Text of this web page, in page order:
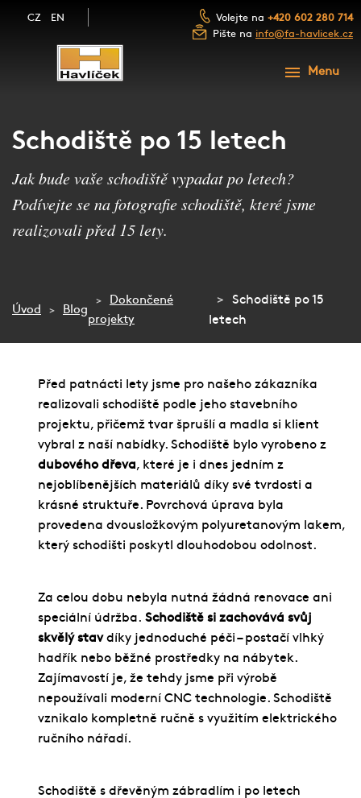
SCHODY A SCHODIŠTĚ
LUXUSNÍ DŘEVĚNÉ DVEŘE
NÁBYTEK Z MASIVU
NEZÁVAZNÁ POPTÁVKA PŘEJÍT NA E-SHOP
Fotogalerie
Naše firma
Blog
Kontakt
CZ EN Volejte na +420 602 280 714
Pište na info@fa-havlicek.cz
Menu
PRODUKTY
FOTOGALERIE
NAŠE FIRMA
Schodiště po 15 letech
Jak bude vaše schodiště vypadat po letech?
Podívejte se na fotografie schodiště, které jsme
realizovali před 15 lety.
Úvod Blog
Dokončené
projekty
Schodiště po 15
letech
Před patnácti lety jsme pro našeho zákazníka
realizovali schodiště podle jeho stavebního
projektu, přičemž tvar šprušlí a madla si klient
vybral z naší nabídky. Schodiště bylo vyrobeno z
dubového dřeva, které je i dnes jedním z
nejoblíbenějších materiálů díky své tvrdosti a
krásné struktuře. Povrchová úprava byla
provedena dvousložkovým polyuretanovým lakem,
který schodišti poskytl dlouhodobou odolnost.
Za celou dobu nebyla nutná žádná renovace ani
speciální údržba. Schodiště si zachovává svůj
skvělý stavdíky jednoduché péči – postačí vlhký
hadřík nebo běžné prostředky na nábytek.
Zajímavostí je, že tehdy jsme při výrobě
nepoužívali moderní CNC technologie. Schodiště
vznikalo kompletně ručně s využitím elektrického
ručního nářadí.
Schodiště s dřevěným zábradlím i po letech